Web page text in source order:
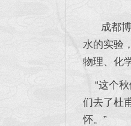
成都博
水的实验
物理、化
“这个秋
们去了杜
怀。”